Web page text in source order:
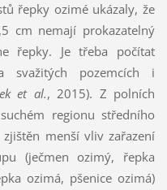
řepky ozimé ukázaly, že
cm nemají prokazatelný
řepky. Je třeba počítat
svažitých pozemcích i
et al., 2015). Z polních
regionu středního
menší vliv zařazení
(ječmen ozimý, řepka
ozimá, pšenice ozimá)